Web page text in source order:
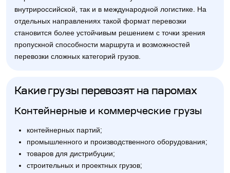
внутрироссийской, так и в международной логистике. На
отдельных направлениях такой формат перевозки
становится более устойчивым решением с точки зрения
пропускной способности маршрута и возможностей
перевозки сложных категорий грузов.
Какие грузы перевозят на паромах
Контейнерные и коммерческие грузы
контейнерных партий;
промышленного и производственного оборудования;
товаров для дистрибуции;
строительных и проектных грузов;